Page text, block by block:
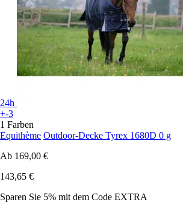
24h
+-3
1 Farben
Equithème Outdoor-Decke Tyrex 1680D 0 g
Ab 169,00 €
143,65 €
Sparen Sie 5% mit dem Code EXTRA